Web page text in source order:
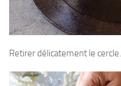
Retirer délicatement le cercle.